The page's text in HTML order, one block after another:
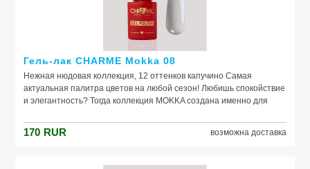
Гель-лак CHARME Mokka 08
Нежная нюдовая коллекция, 12 оттенков капучино Самая
актуальная палитра цветов на любой сезон! Любишь спокойствие
и элегантность? Тогда коллекция MOKKA создана именно для
нанесение
170 RUR возможна доставка